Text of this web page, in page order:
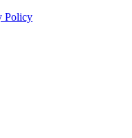
Policy